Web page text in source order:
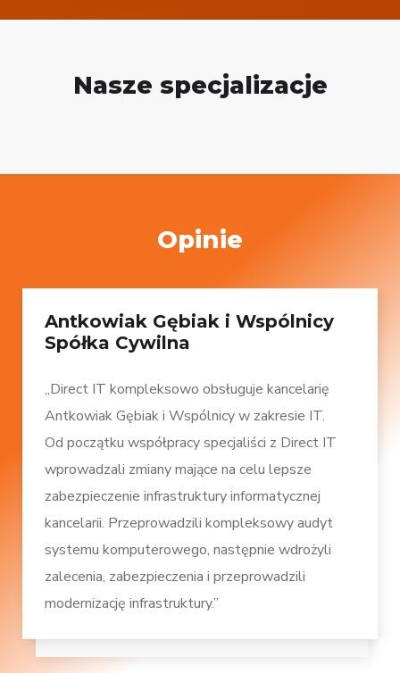
Nasze specjalizacje
Opinie
Antkowiak Gębiak i Wspólnicy
Spółka Cywilna
„Direct IT kompleksowo obsługuje kancelarię
Antkowiak Gębiak i Wspólnicy w zakresie IT.
Od początku współpracy specjaliści z Direct IT
wprowadzali zmiany mające na celu lepsze
zabezpieczenie infrastruktury informatycznej
kancelarii. Przeprowadzili kompleksowy audyt
systemu komputerowego, następnie wdrożyli
zalecenia, zabezpieczenia i przeprowadzili
modernizację infrastruktury.”